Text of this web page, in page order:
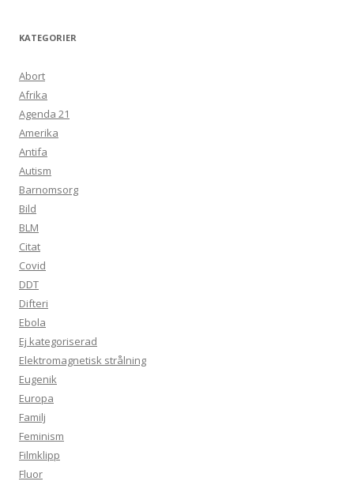
KATEGORIER
Abort
Afrika
Agenda 21
Amerika
Antifa
Autism
Barnomsorg
Bild
BLM
Citat
Covid
DDT
Difteri
Ebola
Ej kategoriserad
Elektromagnetisk strålning
Eugenik
Europa
Familj
Feminism
Filmklipp
Fluor